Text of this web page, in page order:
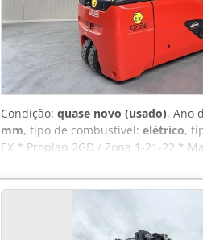
Condição: quase novo (usado), Ano
mm, tipo de combustível: elétrico,
EX * Proplan 2GD / Zona 1-21-22 *
2130 mm Altura de elevação: 4650
em 02/2026 Opcionais: * EX *
IIB Classe de temperatura = T4
Especificações para CONTAINER !!
intermitente - Luz de segurança